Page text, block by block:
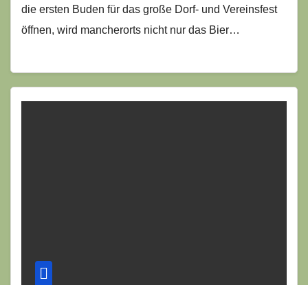
die ersten Buden für das große Dorf- und Vereinsfest
öffnen, wird mancherorts nicht nur das Bier…